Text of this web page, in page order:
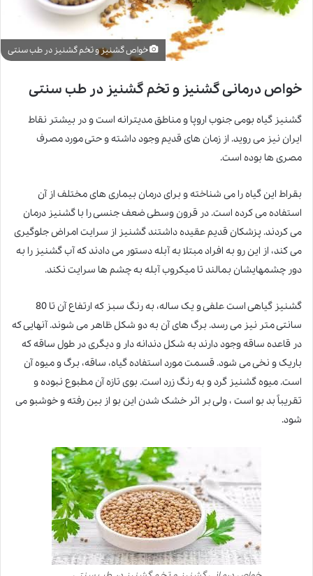
خواص گشنیز و تخم گشنیز در طب سنتی
خواص درمانی گشنیز و تخم گشنیز در طب سنتی
گشنیز گیاه بومی جنوب اروپا و مناطق مدیترانه است و در بیشتر نقاط
ایران نیز می روید. از زمان های قدیم وجود داشته و حتی مورد مصرف
مصری ها بوده است.
بقراط این گیاه را می شناخته و برای درمان بیماری های مختلف از آن
استفاده می کرده است. در قرون وسطی ضعف جنسی را با گشنیز درمان
می کردند. پزشکان قدیم عقیده داشتند گشنیز از سرایت امراض جلوگیری
می کند، از این رو به افراد مبتلا به آبله دستور می دادند که آب گشنیز را به
دور چشمهایشان بمالند تا میکروب آبله به چشم ها سرایت نکند.
گشنیز گیاهی است علفی و یک ساله، به رنگ سبز که ارتفاع آن تا 80
سانتی متر نیز می رسد. برگ های آن به دو شکل ظاهر می شوند. آنهایی که
در قاعده ساقه وجود دارند به شکل دندانه دار و دیگری در طول ساقه که
باریک و نخی می شود. قسمت مورد استفاده گیاه، ساقه، برگ و میوه آن
است. میوه گشنیز گرد و به رنگ زرد است. بوی تازه آن مطبوع نبوده و
تقریباً بد بو است ، ولی بر اثر خشک شدن این بو از بین رفته و خوشبو می
شود.